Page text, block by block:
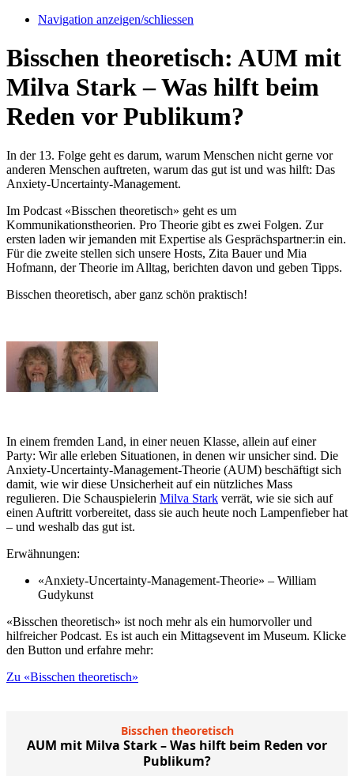
Navigation anzeigen/schliessen
Bisschen theoretisch: AUM mit
Milva Stark – Was hilft beim
Reden vor Publikum?
In der 13. Folge geht es darum, warum Menschen nicht gerne vor
anderen Menschen auftreten, warum das gut ist und was hilft: Das
Anxiety-Uncertainty-Management.
Im Podcast «Bisschen theoretisch» geht es um
Kommunikationstheorien. Pro Theorie gibt es zwei Folgen. Zur
ersten laden wir jemanden mit Expertise als Gesprächspartner:in ein.
Für die zweite stellen sich unsere Hosts, Zita Bauer und Mia
Hofmann, der Theorie im Alltag, berichten davon und geben Tipps.
Bisschen theoretisch, aber ganz schön praktisch!
In einem fremden Land, in einer neuen Klasse, allein auf einer
Party: Wir alle erleben Situationen, in denen wir unsicher sind. Die
Anxiety-Uncertainty-Management-Theorie (AUM) beschäftigt sich
damit, wie wir diese Unsicherheit auf ein nützliches Mass
regulieren. Die Schauspielerin Milva Stark verrät, wie sie sich auf
einen Auftritt vorbereitet, dass sie auch heute noch Lampenfieber hat
– und weshalb das gut ist.
Erwähnungen:
«Anxiety-Uncertainty-Management-Theorie» – William
Gudykunst
«Bisschen theoretisch» ist noch mehr als ein humorvoller und
hilfreicher Podcast. Es ist auch ein Mittagsevent im Museum. Klicke
den Button und erfahre mehr:
Zu «Bisschen theoretisch»